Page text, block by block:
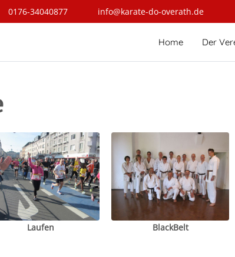
0176-34040877 info@karate-do-overath.de
Home Der
Laufen BlackBelt